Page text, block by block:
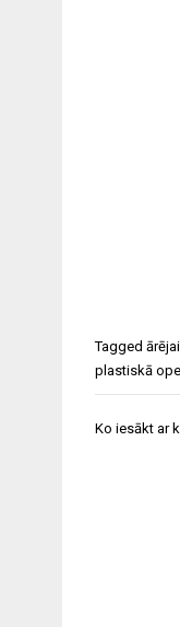
Tagged
plastiskā
Ziņu
Ko iesākt ar